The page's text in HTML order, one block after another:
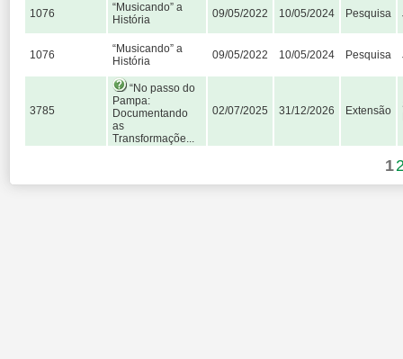
1076
“Musicando” a
História
09/05/2022 10/05/2024 Pesquisa
1076
“Musicando” a
História
09/05/2022 10/05/2024 Pesquisa
3785
“No passo do
Pampa:
Documentando
as
Transformaçõe...
02/07/2025 31/12/2026 Extensão
1